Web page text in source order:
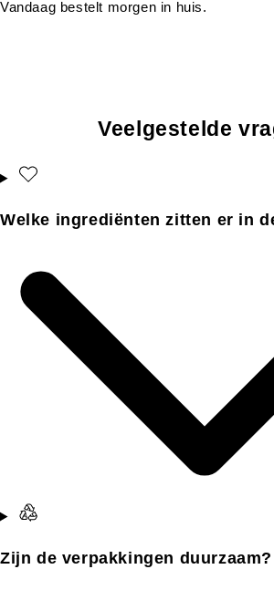
Veelgestelde
Welke ingrediënten zitten er in
Zijn de verpakkingen duurzaam?